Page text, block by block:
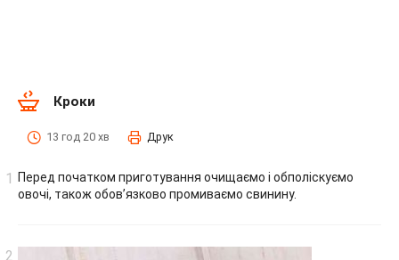
Кроки
13 год 20 хв Друк
Перед початком приготування очищаємо і обполіскуємо
овочі, також обов’язково промиваємо свинину.